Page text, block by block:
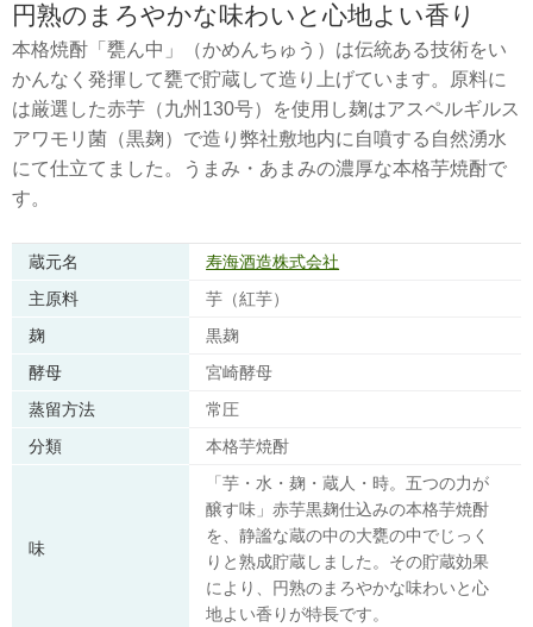
円熟のまろやかな味わいと心地よい香り
本格焼酎「甕ん中」（かめんちゅう）は伝統ある技術をい
かんなく発揮して甕で貯蔵して造り上げています。原料に
は厳選した赤芋（九州130号）を使用し麹はアスペルギルス
アワモリ菌（黒麹）で造り弊社敷地内に自噴する自然湧水
にて仕立てました。うまみ・あまみの濃厚な本格芋焼酎で
す。
蔵元名
寿海酒造株式会社
主原料
芋（紅芋）
麹
黒麹
酵母
宮崎酵母
蒸留方法
常圧
分類
本格芋焼酎
味
「芋・水・麹・蔵人・時。五つの力が
醸す味」赤芋黒麹仕込みの本格芋焼酎
を、静謐な蔵の中の大甕の中でじっく
りと熟成貯蔵しました。その貯蔵効果
により、円熟のまろやかな味わいと心
地よい香りが特長です。